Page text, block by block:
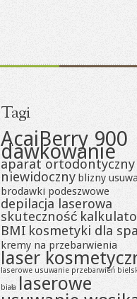
Tagi
AcaiBerry 900
dawkowanie
aparat ortodontyczny
niewidoczny blizny
brodawki podeszwowe
depilacja laserowa
skuteczność
BMI kosmetyki dla
kremy na przebarwienia
laser
laserowe usuwanie przebarwień
biała laserowe